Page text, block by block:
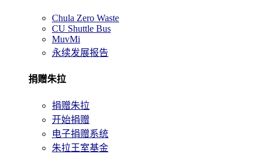
Chula Zero Waste
CU Shuttle Bus
MuvMi
永续发展报告
捐赠朱拉
捐赠朱拉
开始捐赠
电子捐赠系统
朱拉王室基金